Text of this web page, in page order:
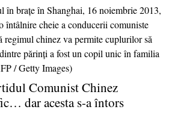
Comunist Chinez
dar acesta s-a întors